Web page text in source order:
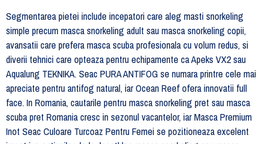
Segmentarea pietei include incepatori care aleg masti snorkeling
simple precum masca snorkeling adult sau masca snorkeling copii,
avansatii care prefera masca scuba profesionala cu volum redus, si
diverii tehnici care opteaza pentru echipamente ca Apeks VX2 sau
Aqualung TEKNIKA. Seac PURA ANTIFOG se numara printre cele mai
apreciate pentru antifog natural, iar Ocean Reef ofera innovatii full
face. In Romania, cautarile pentru masca snorkeling pret sau masca
scuba pret Romania cresc in sezonul vacantelor, iar Masca Premium
Inot Seac Culoare Turcoaz Pentru Femei se pozitioneaza excelent